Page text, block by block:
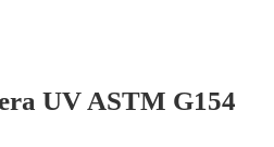
UV ASTM G154